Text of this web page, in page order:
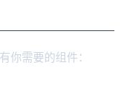
你需要的组件：